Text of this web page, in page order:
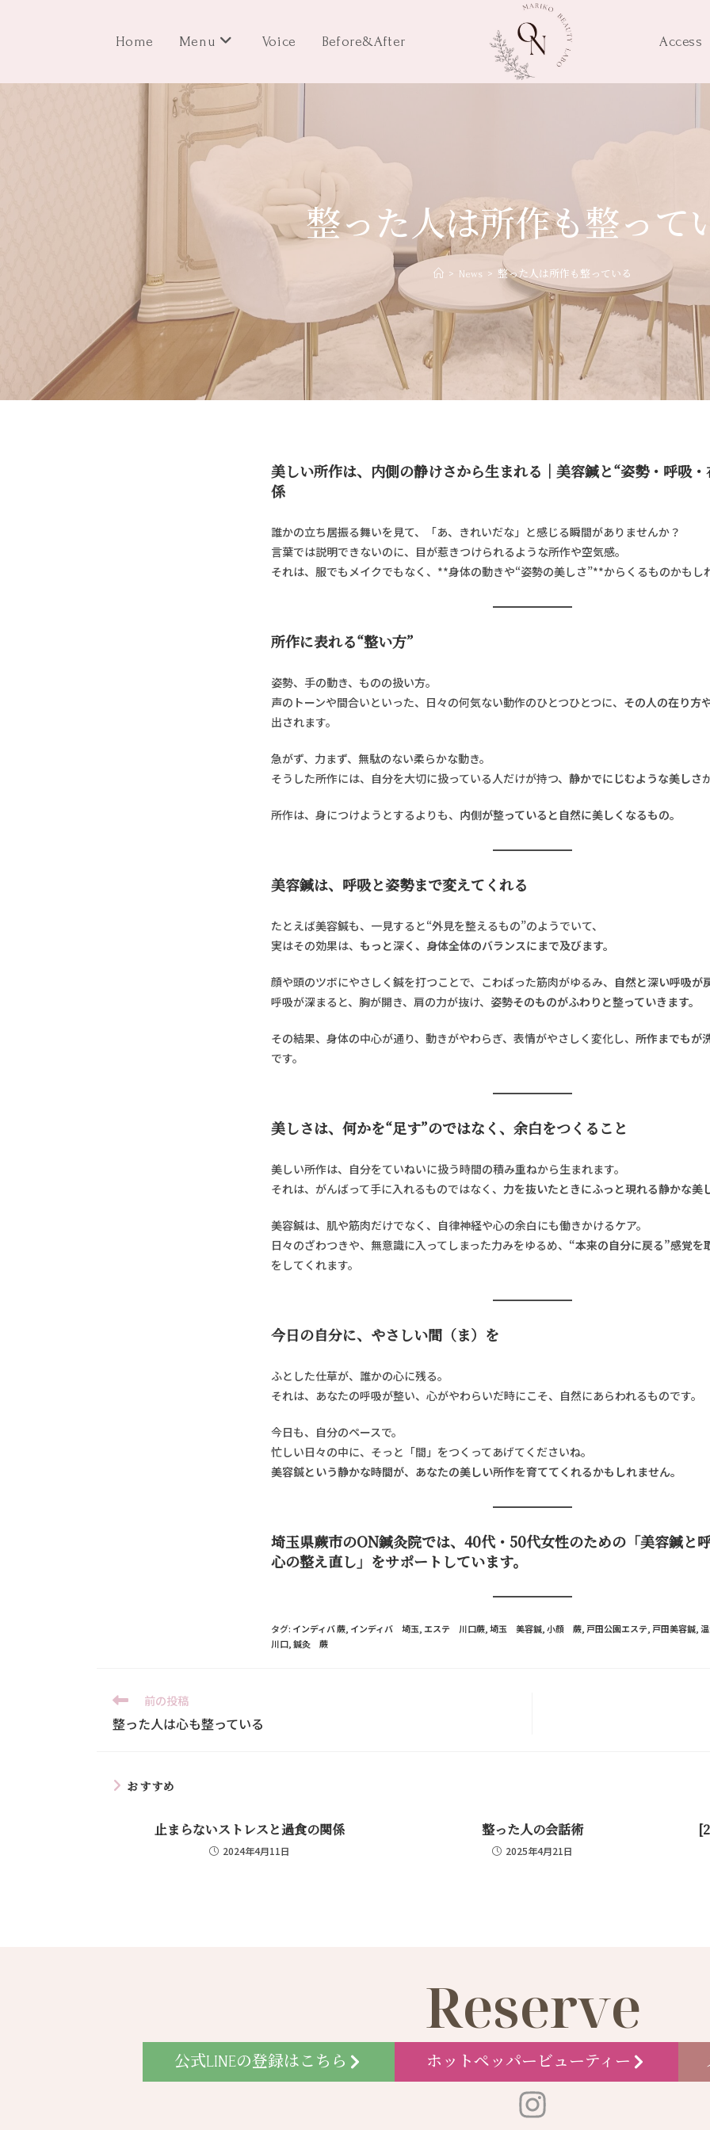
Home Menu Voice Before&After Access
整った人は所作も整って
> News > 整った人は所作も整っている
美しい所作は、内側の静けさから生まれる｜美容鍼と“姿勢・呼吸
係
誰かの立ち居振る舞いを見て、「あ、きれいだな」と感じる瞬間がありませんか？
言葉では説明できないのに、目が惹きつけられるような所作や空気感。
それは、服でもメイクでもなく、**身体の動きや“姿勢の美しさ”**からくるものかもし
所作に表れる“整い方”
姿勢、手の動き、ものの扱い方。
声のトーンや間合いといった、日々の何気ない動作のひとつひとつに、 その人の在り方
出されます。
急がず、力まず、無駄のない柔らかな動き。
そうした所作には、自分を大切に扱っている人だけが持つ、 静かでにじむような美しさ
所作は、身につけようとするよりも、 内側が整っていると自然に美しくなるもの。
美容鍼は、呼吸と姿勢まで変えてくれる
たとえば美容鍼も、一見すると“外見を整えるもの”のようでいて、
実はその効果は、 もっと深く、身体全体のバランスにまで及びます。
顔や頭のツボにやさしく鍼を打つことで、こわばった筋肉がゆるみ、 自然と深い呼吸が
呼吸が深まると、胸が開き、肩の力が抜け、 姿勢そのものがふわりと整っていきます。
その結果、身体の中心が通り、動きがやわらぎ、表情がやさしく変化し、 所作までもが
です。
美しさは、何かを“足す”のではなく、余白をつくること
美しい所作は、自分をていねいに扱う時間の積み重ねから生まれます。
それは、がんばって手に入れるものではなく、 力を抜いたときにふっと現れる静かな美
美容鍼は、肌や筋肉だけでなく、自律神経や心の余白にも働きかけるケア。
日々のざわつきや、無意識に入ってしまった力みをゆるめ、 “本来の自分に戻る”感覚を
をしてくれます。
今日の自分に、やさしい間（ま）を
ふとした仕草が、誰かの心に残る。
それは、あなたの呼吸が整い、心がやわらいだ時にこそ、自然にあらわれるものです。
今日も、自分のペースで。
忙しい日々の中に、そっと「間」をつくってあげてくださいね。
美容鍼という静かな時間が、あなたの美しい所作を育ててくれるかもしれません。
埼玉県蕨市のON鍼灸院では、40代・50代女性のための「美容鍼と
心の整え直し」をサポートしています。
タグ: インディバ 蕨, インディバ 埼玉,エステ 川口蕨,埼玉 美容鍼,小顔 蕨,戸田公園エステ,戸田美容鍼,
川口,鍼灸 蕨
前の投稿
整った人は心も整っている
おすすめ
止まらないストレスと過食の関係
2024年4月11日
整った人の会話術
2025年4月21日
Reserve
公式LINEの登録はこちら ホットペッパービューティー